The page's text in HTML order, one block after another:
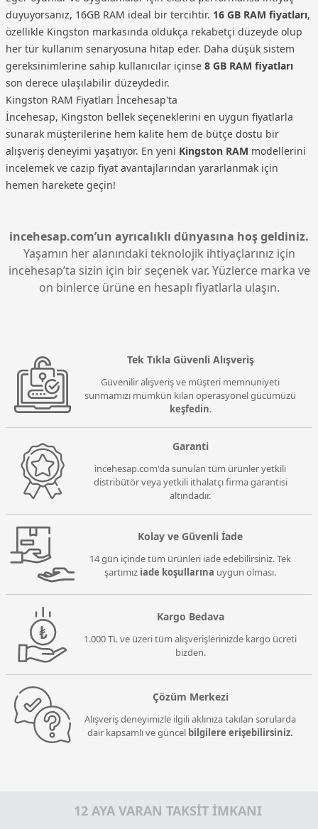
duyuyorsanız, 16GB RAM ideal bir tercihtir. 16 GB RAM fiyatları,
özellikle Kingston markasında oldukça rekabetçi düzeyde olup
her tür kullanım senaryosuna hitap eder. Daha düşük sistem
gereksinimlerine sahip kullanıcılar içinse 8 GB RAM fiyatları
son derece ulaşılabilir düzeydedir.
Kingston RAM Fiyatları İncehesap'ta
İncehesap, Kingston bellek seçeneklerini en uygun fiyatlarla
sunarak müşterilerine hem kalite hem de bütçe dostu bir
alışveriş deneyimi yaşatıyor. En yeni Kingston RAM modellerini
incelemek ve cazip fiyat avantajlarından yararlanmak için
hemen harekete geçin!
incehesap.com’un ayrıcalıklı dünyasına hoş geldiniz.
Yaşamın her alanındaki teknolojik ihtiyaçlarınız için
incehesap’ta sizin için bir seçenek var. Yüzlerce marka ve
on binlerce ürüne en hesaplı fiyatlarla ulaşın.
Tek Tıkla Güvenli Alışveriş
Güvenilir alışveriş ve müşteri memnuniyeti
sunmamızı mümkün kılan operasyonel gücümüzü
keşfedin.
Garanti
incehesap.com'da sunulan tüm ürünler yetkili
distribütör veya yetkili ithalatçı firma garantisi
altındadır.
Kolay ve Güvenli İade
14 gün içinde tüm ürünleri iade edebilirsiniz. Tek
şartımız iade koşullarına uygun olması.
Kargo Bedava
1.000 TL ve üzeri tüm alışverişlerinizde kargo ücreti
bizden.
Çözüm Merkezi
Alışveriş deneyimizle ilgili aklınıza takılan sorularda
dair kapsamlı ve güncel bilgilere erişebilirsiniz.
12 AYA VARAN TAKSİT İMKANI